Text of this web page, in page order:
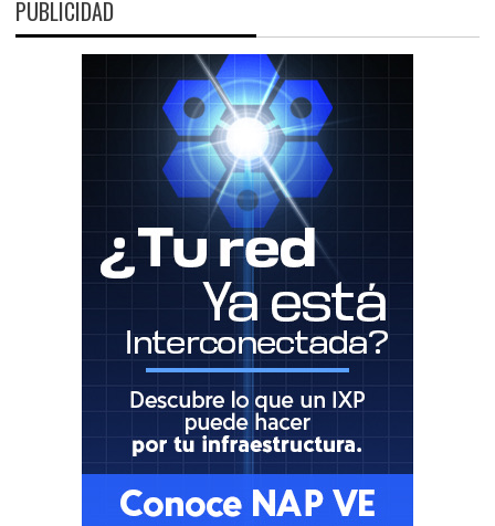
PUBLICIDAD